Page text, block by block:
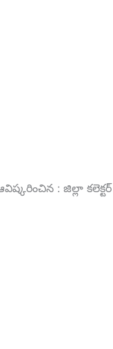
: జిల్లా కలెక్టర్